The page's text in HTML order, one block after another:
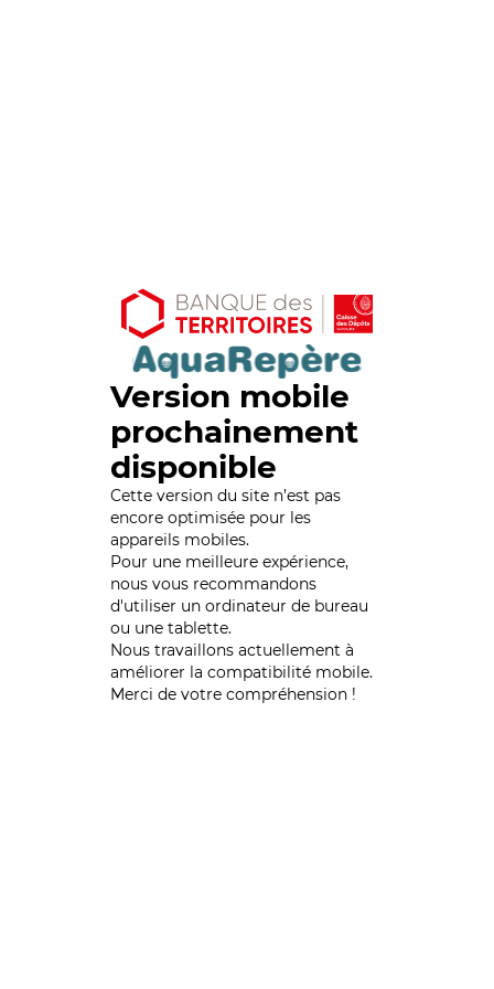
Version mobile
prochainement
disponible
Cette version du site n’est pas
encore optimisée pour les
appareils mobiles.
Pour une meilleure expérience,
nous vous recommandons
d'utiliser un ordinateur de bureau
ou une tablette.
Nous travaillons actuellement à
améliorer la compatibilité mobile.
Merci de votre compréhension !